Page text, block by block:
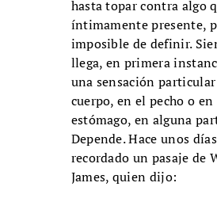
hasta topar contra algo
íntimamente presente,
imposible de definir.
llega, en primera
una sensación
cuerpo, en el pecho o en
estómago, en alguna
Depende. Hace unos
recordado un pasaje de
James, quien dijo: